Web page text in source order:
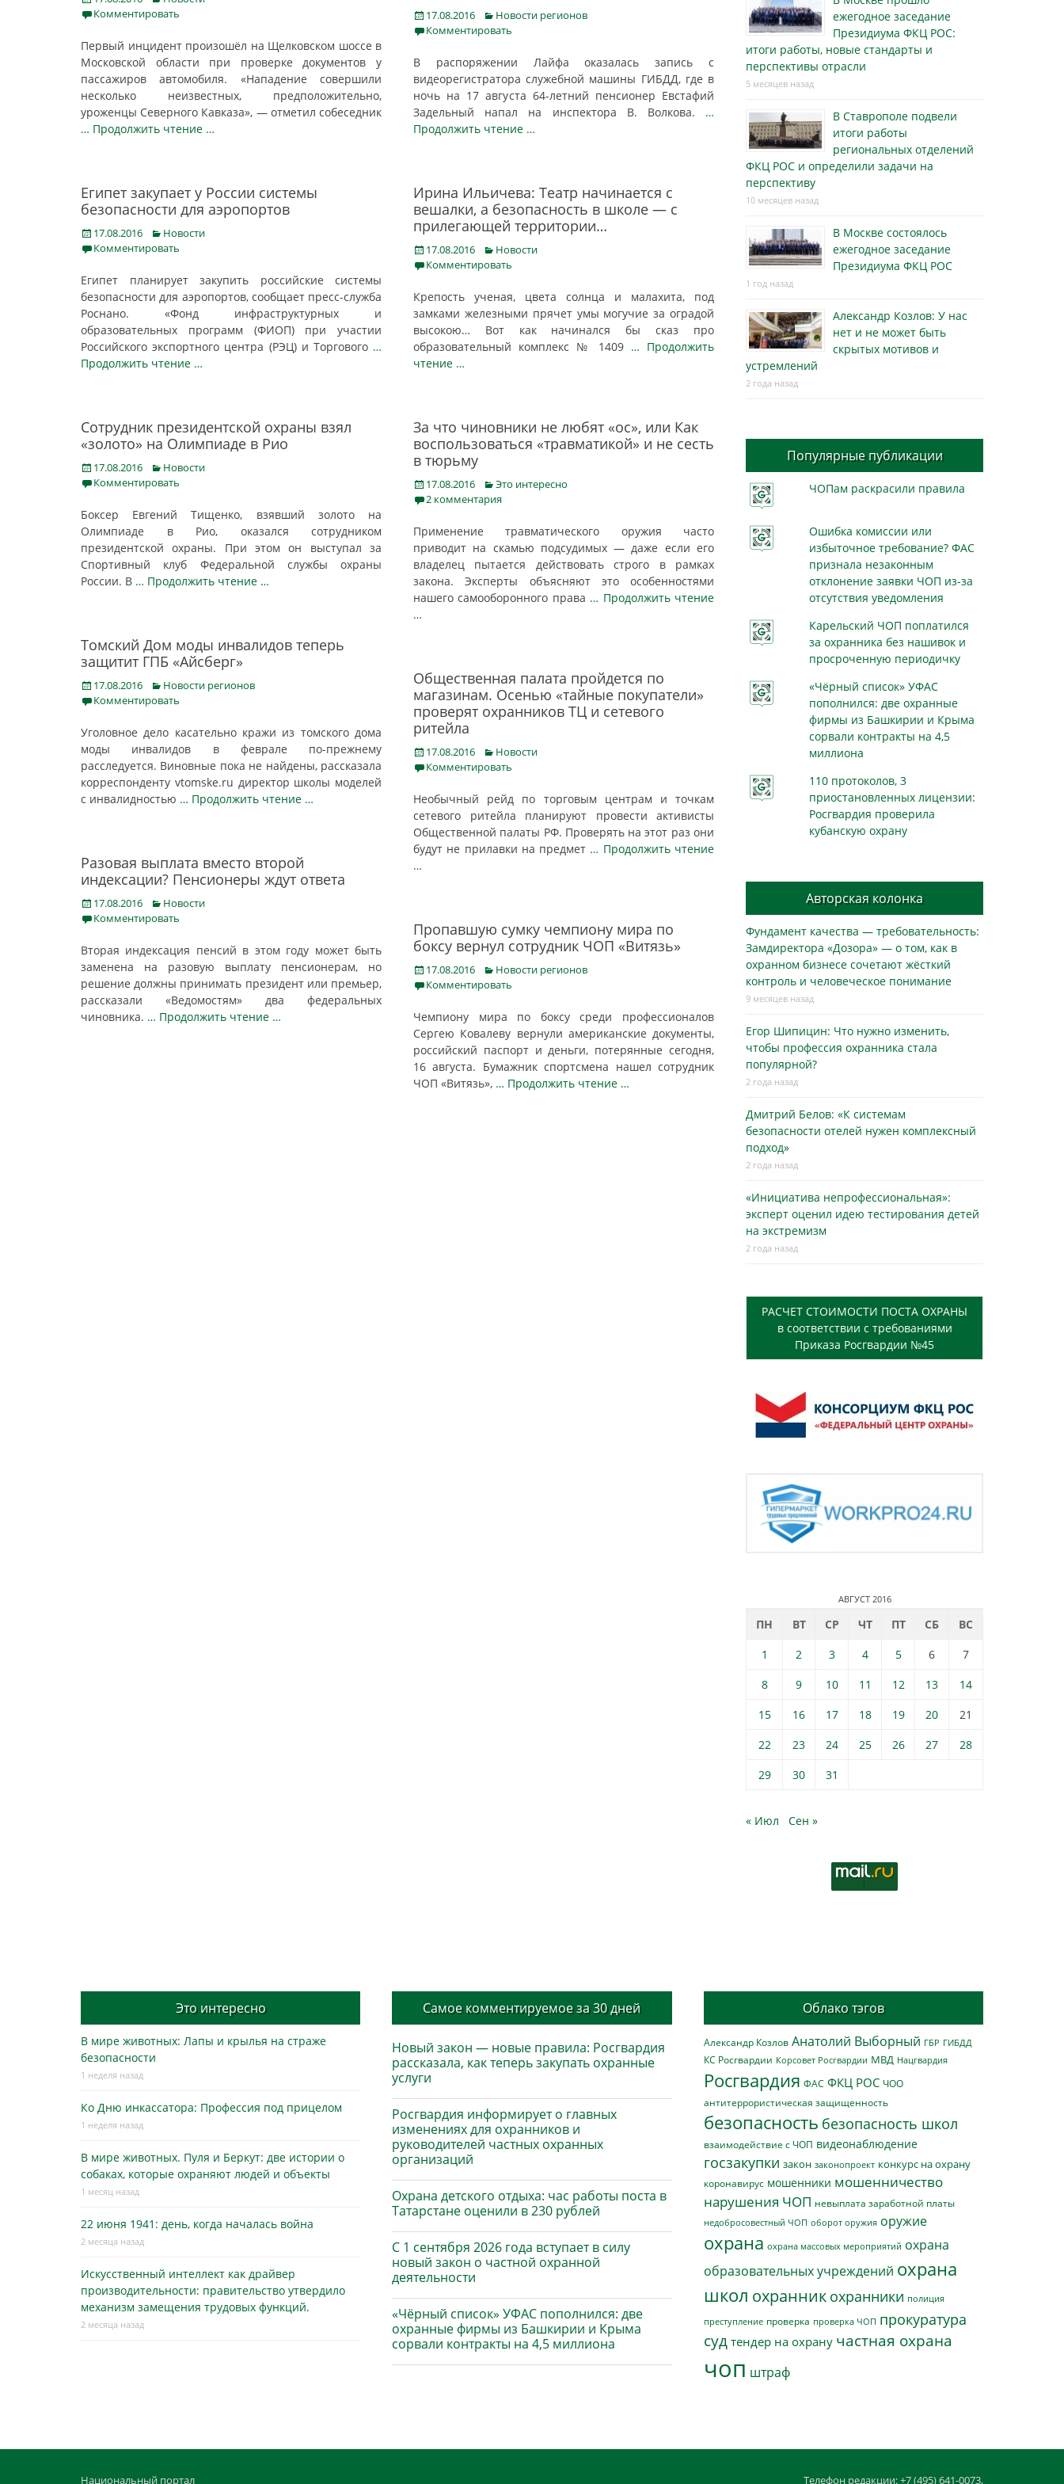
onКомментировать
Первый инцидент произошёл на Щелковском шоссе в
Московской области при проверке документов у
пассажиров автомобиля. «Нападение совершили
несколько неизвестных, предположительно,
уроженцы Северного Кавказа», — отметил собеседник
… Продолжить чтение …
Posted
on
17.08.2016 Categories
Новости регионов
Комментировать
В распоряжении Лайфа оказалась запись с
видеорегистратора служебной машины ГИБДД, где в
ночь на 17 августа 64-летний пенсионер Евстафий
Задельный напал на инспектора В. Волкова. …
Продолжить чтение …
Египет закупает у России системы
безопасности для аэропортов
Posted
on
17.08.2016 Categories
Новости
Комментировать
Египет планирует закупить российские системы
безопасности для аэропортов, сообщает пресс-служба
Роснано. «Фонд инфраструктурных и
образовательных программ (ФИОП) при участии
Российского экспортного центра (РЭЦ) и Торгового …
Продолжить чтение …
Ирина Ильичева: Театр начинается с
вешалки, а безопасность в школе — с
прилегающей территории…
Posted
on
17.08.2016 Categories
Новости
Комментировать
Крепость ученая, цвета солнца и малахита, под
замками железными прячет умы могучие за оградой
высокою… Вот как начинался бы сказ про
образовательный комплекс № 1409 … Продолжить
чтение …
Сотрудник президентской охраны взял
«золото» на Олимпиаде в Рио
Posted
on
17.08.2016 Categories
Новости
Комментировать
Боксер Евгений Тищенко, взявший золото на
Олимпиаде в Рио, оказался сотрудником
президентской охраны. При этом он выступал за
Спортивный клуб Федеральной службы охраны
России. В … Продолжить чтение …
За что чиновники не любят «ос», или Как
воспользоваться «травматикой» и не сесть
в тюрьму
Posted
on
17.08.2016 Categories
Это интересно
2 комментария
Применение травматического оружия часто
приводит на скамью подсудимых — даже если его
владелец пытается действовать строго в рамках
закона. Эксперты объясняют это особенностями
нашего самооборонного права … Продолжить чтение
…
Томский Дом моды инвалидов теперь
защитит ГПБ «Айсберг»
Posted
on
17.08.2016 Categories
Новости регионов
Комментировать
Уголовное дело касательно кражи из томского дома
моды инвалидов в феврале по-прежнему
расследуется. Виновные пока не найдены, рассказала
корреспонденту vtomske.ru директор школы моделей
с инвалидностью … Продолжить чтение …
Общественная палата пройдется по
магазинам. Осенью «тайные покупатели»
проверят охранников ТЦ и сетевого
ритейла
Posted
on
17.08.2016 Categories
Новости
Комментировать
Необычный рейд по торговым центрам и точкам
сетевого ритейла планируют провести активисты
Общественной палаты РФ. Проверять на этот раз они
будут не прилавки на предмет … Продолжить чтение
…
Разовая выплата вместо второй
индексации? Пенсионеры ждут ответа
Posted
on
17.08.2016 Categories
Новости
Комментировать
Вторая индексация пенсий в этом году может быть
заменена на разовую выплату пенсионерам, но
решение должны принимать президент или премьер,
рассказали «Ведомостям» два федеральных
чиновника. … Продолжить чтение …
Пропавшую сумку чемпиону мира по
боксу вернул сотрудник ЧОП «Витязь»
Posted
on
17.08.2016 Categories
Новости регионов
Комментировать
Чемпиону мира по боксу среди профессионалов
Сергею Ковалеву вернули американские документы,
российский паспорт и деньги, потерянные сегодня,
16 августа. Бумажник спортсмена нашел сотрудник
ЧОП «Витязь», … Продолжить чтение …
ежегодное заседание
Президиума ФКЦ РОС:
итоги работы, новые стандарты и
перспективы отрасли
5 месяцев назад
В Ставрополе подвели
итоги работы
региональных отделений
ФКЦ РОС и определили задачи на
перспективу
10 месяцев назад
В Москве состоялось
ежегодное заседание
Президиума ФКЦ РОС
1 год назад
Александр Козлов: У нас
нет и не может быть
скрытых мотивов и
устремлений
2 года назад
Популярные публикации
ЧОПам раскрасили правила
Ошибка комиссии или
избыточное требование? ФАС
признала незаконным
отклонение заявки ЧОП из-за
отсутствия уведомления
Карельский ЧОП поплатился
за охранника без нашивок и
просроченную периодичку
«Чёрный список» УФАС
пополнился: две охранные
фирмы из Башкирии и Крыма
сорвали контракты на 4,5
миллиона
110 протоколов, 3
приостановленных лицензии:
Росгвардия проверила
кубанскую охрану
Авторская колонка
Фундамент качества — требовательность:
Замдиректора «Дозора» — о том, как в
охранном бизнесe сочетают жёсткий
контроль и человеческое понимание
9 месяцев назад
Егор Шипицин: Что нужно изменить,
чтобы профессия охранника стала
популярной?
2 года назад
Дмитрий Белов: «К системам
безопасности отелей нужен комплексный
подход»
2 года назад
«Инициатива непрофессиональная»:
эксперт оценил идею тестирования детей
на экстремизм
2 года назад
РАСЧЕТ СТОИМОСТИ ПОСТА ОХРАНЫ
в соответствии с требованиями
Приказа Росгвардии №45
АВГУСТ 2016
ПН ВТ СР ЧТ ПТ СБ
ВС
1
2 3 4 5 6
7
8
9 10 11 12 13
14
15
16 17 18 19 20
21
22
23 24 25 26 27
28
29
30 31
« Июл Сен »
Это интересно
В мире животных: Лапы и крылья на страже
безопасности
1 неделя назад
Ко Дню инкассатора: Профессия под прицелом
1 неделя назад
В мире животных. Пуля и Беркут: две истории о
собаках, которые охраняют людей и объекты
1 месяц назад
22 июня 1941: день, когда началась война
2 месяца назад
Искусственный интеллект как драйвер
производительности: правительство утвердило
механизм замещения трудовых функций.
2 месяца назад
Самое комментируемое за 30 дней
Новый закон — новые правила: Росгвардия
рассказала, как теперь закупать охранные
услуги
Росгвардия информирует о главных
изменениях для охранников и
руководителей частных охранных
организаций
Охрана детского отдыха: час работы поста в
Татарстане оценили в 230 рублей
С 1 сентября 2026 года вступает в силу
новый закон о частной охранной
деятельности
«Чёрный список» УФАС пополнился: две
охранные фирмы из Башкирии и Крыма
сорвали контракты на 4,5 миллиона
Облако тэгов
Александр Козлов Анатолий Выборный ГБР ГИБДД
КС Росгвардии Корсовет Росгвардии МВД Нацгвардия
Росгвардия ФАС ФКЦ РОС ЧОО
антитеррористическая защищенность
безопасность безопасность школ
взаимодействие с ЧОП видеонаблюдение
госзакупки закон законопроект конкурс на охрану
коронавирус мошенники мошенничество
нарушения ЧОП невыплата заработной платы
недобросовестный ЧОП оборот оружия оружие
охрана охрана массовых мероприятий охрана
образовательных учреждений охрана
школ охранник охранники полиция
преступление проверка проверка ЧОП прокуратура
суд тендер на охрану частная охрана
чоп штраф
Национальный портал Телефон редакции: +7 (495) 641-0073,